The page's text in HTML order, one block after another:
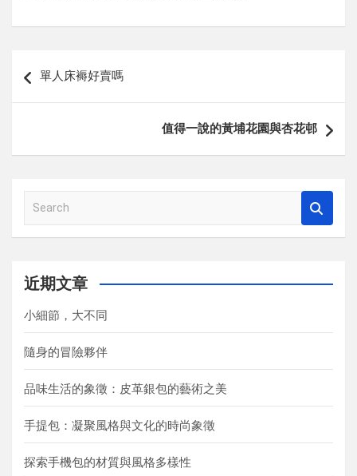
navigation
單人床褥好賣嗎
值得一說的黃埔花園與杏花邨
a
c
近期文章
小細節，大不同
隨身的冒險夥伴
品味生活的象徵：皮革銀包的藝術之美
手提包：凝聚風格與文化的時尚象徵
探索手機包的材質與風格多樣性